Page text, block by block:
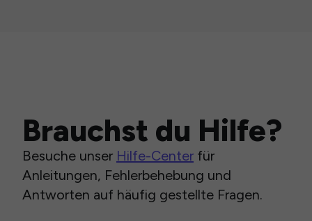
Brauchst du Hilfe?
Besuche unser Hilfe-Center für
Anleitungen, Fehlerbehebung und
Antworten auf häufig gestellte Fragen.